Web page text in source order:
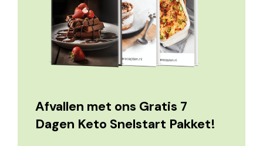
Afvallen met ons Gratis 7
Dagen Keto Snelstart Pakket!